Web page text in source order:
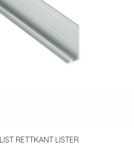
RETTKANT LISTER